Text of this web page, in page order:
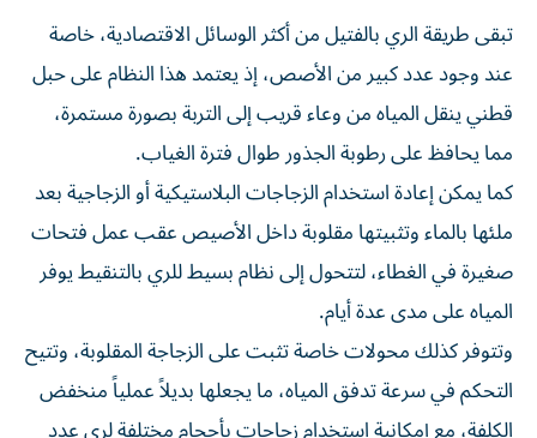
تبقى طريقة الري بالفتيل من أكثر الوسائل الاقتصادية، خاصة
عند وجود عدد كبير من الأصص، إذ يعتمد هذا النظام على حبل
قطني ينقل المياه من وعاء قريب إلى التربة بصورة مستمرة،
مما يحافظ على رطوبة الجذور طوال فترة الغياب.
كما يمكن إعادة استخدام الزجاجات البلاستيكية أو الزجاجية بعد
ملئها بالماء وتثبيتها مقلوبة داخل الأصيص عقب عمل فتحات
صغيرة في الغطاء، لتتحول إلى نظام بسيط للري بالتنقيط يوفر
المياه على مدى عدة أيام.
وتتوفر كذلك محولات خاصة تثبت على الزجاجة المقلوبة، وتتيح
التحكم في سرعة تدفق المياه، ما يجعلها بديلاً عملياً منخفض